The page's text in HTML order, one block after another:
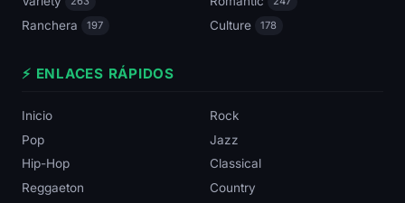
Ranchera 197 Culture 178
⚡ ENLACES RÁPIDOS
Inicio
Rock
Pop
Jazz
Hip-Hop
Classical
Reggaeton
Country